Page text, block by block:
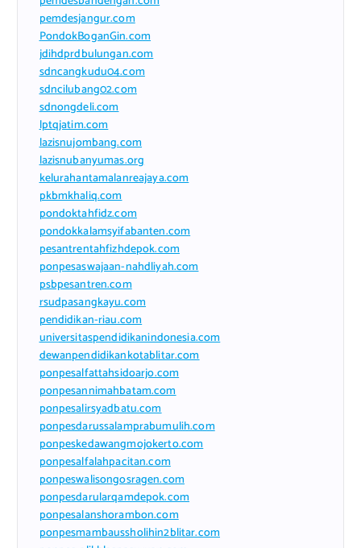
pemdesjangur.com
PondokBoganGin.com
jdihdprdbulungan.com
sdncangkudu04.com
sdncilubang02.com
sdnongdeli.com
lptqjatim.com
lazisnujombang.com
lazisnubanyumas.org
kelurahantamalanreajaya.com
pkbmkhaliq.com
pondoktahfidz.com
pondokkalamsyifabanten.com
pesantrentahfizhdepok.com
ponpesaswajaan-nahdliyah.com
psbpesantren.com
rsudpasangkayu.com
pendidikan-riau.com
universitaspendidikanindonesia.com
dewanpendidikankotablitar.com
ponpesalfattahsidoarjo.com
ponpesannimahbatam.com
ponpesalirsyadbatu.com
ponpesdarussalamprabumulih.com
ponpeskedawangmojokerto.com
ponpesalfalahpacitan.com
ponpeswalisongosragen.com
ponpesdarularqamdepok.com
ponpesalanshorambon.com
ponpesmambaussholihin2blitar.com